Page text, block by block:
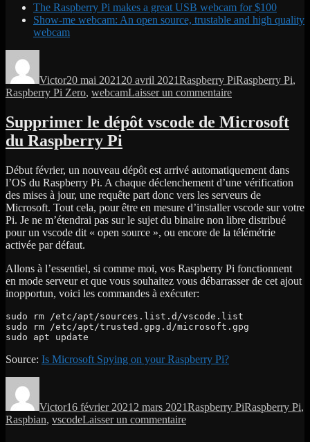
The Raspberry Pi makes a great USB webcam for $100
Show-me webcam: An open source, trustable and high quality
webcam
Victor20 mai 2021 20 avril 2021Raspberry PiRaspberry Pi,
Raspberry Pi Zero, webcamLaisser un commentairesur
webcam
à
Raspberry
Pi
Supprimer le dépôt vscode de Microsoft
du Raspberry Pi
Début février, un nouveau dépôt est arrivé automatiquement dans
l’OS du Raspberry Pi. A chaque déclenchement d’une vérification
des mises à jour, une requête part donc vers les serveurs de
Microsoft. Tout cela, pour être en mesure d’installer vscode sur votre
Pi. Je ne m’étendrai pas sur le sujet du binaire non libre distribué
pour un vscode dit « open source », ou encore de la télémétrie
activée par défaut.
Allons à l’essentiel, si comme moi, vos Raspberry Pi fonctionnent
en mode serveur et que vous souhaitez vous débarrasser de cet ajout
inopportun, voici les commandes à exécuter:
sudo rm /etc/apt/sources.list.d/vscode.list
sudo rm /etc/apt/trusted.gpg.d/microsoft.gpg
sudo apt update
Source: Is Microsoft Spying on your Raspberry Pi?
Victor16 février 2021 2 mars 2021Raspberry PiRaspberry Pi,
Raspbian, vscodeLaisser un commentairesur